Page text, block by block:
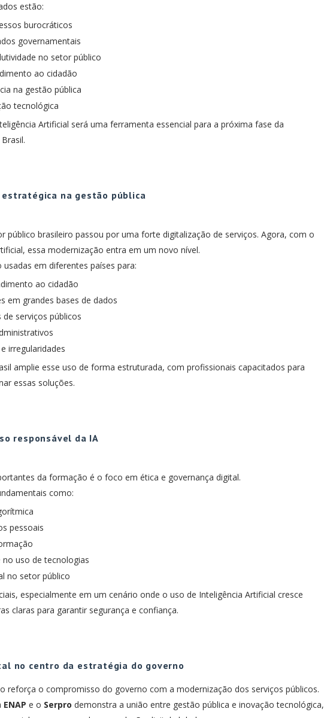
estão:
burocráticos
governamentais
no setor público
ao cidadão
na gestão pública
tecnológica
Artificial será uma ferramenta essencial para a próxima fase da
na gestão pública
público brasileiro passou por uma forte digitalização de serviços. Agora, com o
essa modernização entra em um novo nível.
em diferentes países para:
ao cidadão
em grandes bases de dados
de serviços públicos
irregularidades
amplie esse uso de forma estruturada, com profissionais capacitados para
essas soluções.
responsável da IA
da formação é o foco em ética e governança digital.
como:
pessoais
no uso de tecnologias
no setor público
especialmente em um cenário onde o uso de Inteligência Artificial cresce
claras para garantir segurança e confiança.
no centro da estratégia do governo
reforça o compromisso do governo com a modernização dos serviços públicos.
ENAP e o Serpro demonstra a união entre gestão pública e inovação tecnológica,